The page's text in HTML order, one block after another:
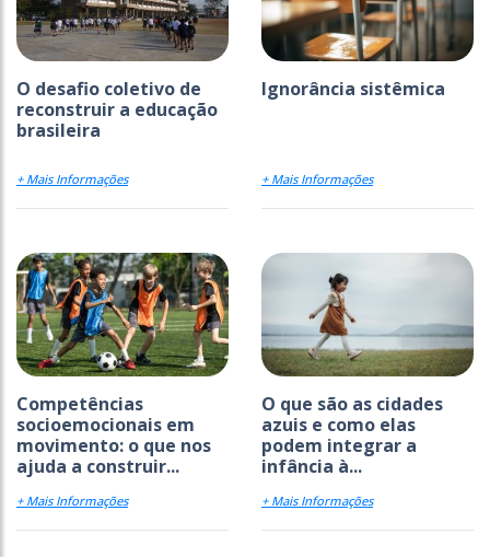
O desafio coletivo de
reconstruir a educação
brasileira
+ Mais Informações
Ignorância sistêmica
+ Mais Informações
Competências
socioemocionais em
movimento: o que nos
ajuda a construir...
+ Mais Informações
O que são as cidades
azuis e como elas
podem integrar a
infância à...
+ Mais Informações